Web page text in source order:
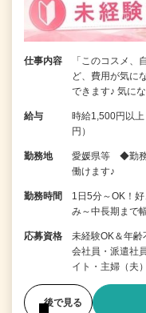
仕事内容
「このコスメ、
ど、費用が気に
できます♪ 気に
給与
時給1,500円以
円）
勤務地
愛媛県等 ◆勤務
働けます♪
勤務時間
1日5分～OK！
み～中長期まで
応募資格
未経験OK＆年
会社員・派遣社
イト・主婦（夫
後で見る